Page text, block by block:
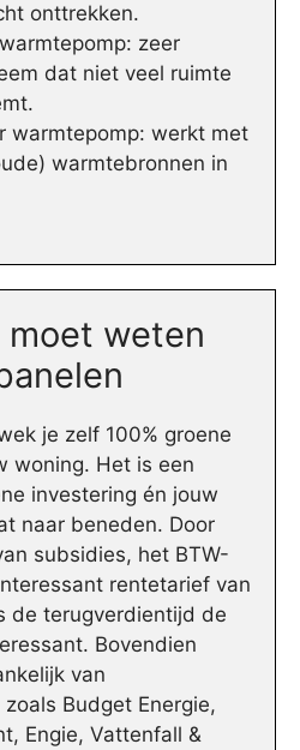
onttrekken.
zeer
dat niet veel ruimte
warmtepomp: werkt met
warmtebronnen in
weten
je zelf 100% groene
woning. Het is een
investering én jouw
naar beneden. Door
subsidies, het BTW-
rentetarief van
de terugverdientijd de
Bovendien
van
Budget Energie,
Engie, Vattenfall &